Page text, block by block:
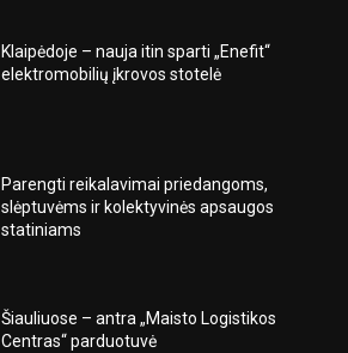
Klaipėdoje – nauja itin sparti „Enefit“
elektromobilių įkrovos stotelė
Parengti reikalavimai priedangoms,
slėptuvėms ir kolektyvinės apsaugos
statiniams
Šiauliuose – antra „Maisto Logistikos
Centras“ parduotuvė